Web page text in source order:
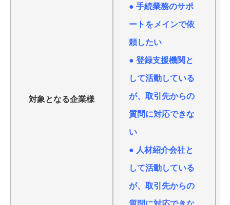
対象となる企業様
● 手続業務のサポ
ートをメインで依
頼したい
● 登録支援機関と
して活動している
が、取引先からの
質問に対応できな
い
● 人材紹介会社と
して活動している
が、取引先からの